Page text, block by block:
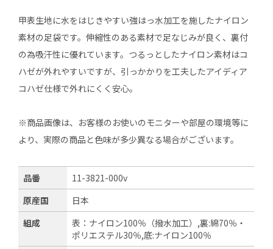
甲表生地に水をはじきやすい強はっ水加工を施したナイロン
素材の足袋です。伸縮性のある素材で足なじみが良く、裏付
の為吸汗性に優れています。つるっとしたナイロン素材はコ
ハゼが外れやすいですが、引っかかりを工夫したアイディア
コハゼ仕様で外れにくく安心。
※商品画像は、お客様のお使いのモニターや部屋の環境等に
より、実際の商品と色味が多少異なる場合がございます。
品番
11-3821-000v
原産国
日本
組成
表：ナイロン100％（撥水加工）,裏:綿70％・
ポリエステル30％,底:ナイロン100％